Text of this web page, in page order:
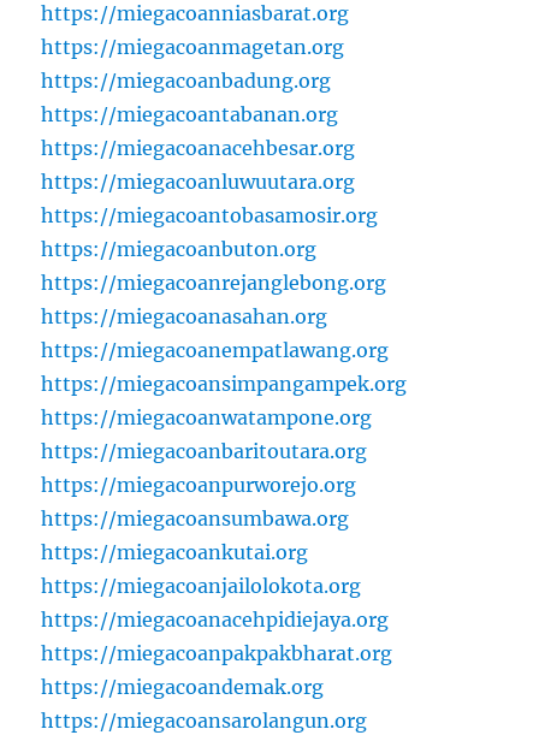
https://miegacoanniasbarat.org
https://miegacoanmagetan.org
https://miegacoanbadung.org
https://miegacoantabanan.org
https://miegacoanacehbesar.org
https://miegacoanluwuutara.org
https://miegacoantobasamosir.org
https://miegacoanbuton.org
https://miegacoanrejanglebong.org
https://miegacoanasahan.org
https://miegacoanempatlawang.org
https://miegacoansimpangampek.org
https://miegacoanwatampone.org
https://miegacoanbaritoutara.org
https://miegacoanpurworejo.org
https://miegacoansumbawa.org
https://miegacoankutai.org
https://miegacoanjailolokota.org
https://miegacoanacehpidiejaya.org
https://miegacoanpakpakbharat.org
https://miegacoandemak.org
https://miegacoansarolangun.org